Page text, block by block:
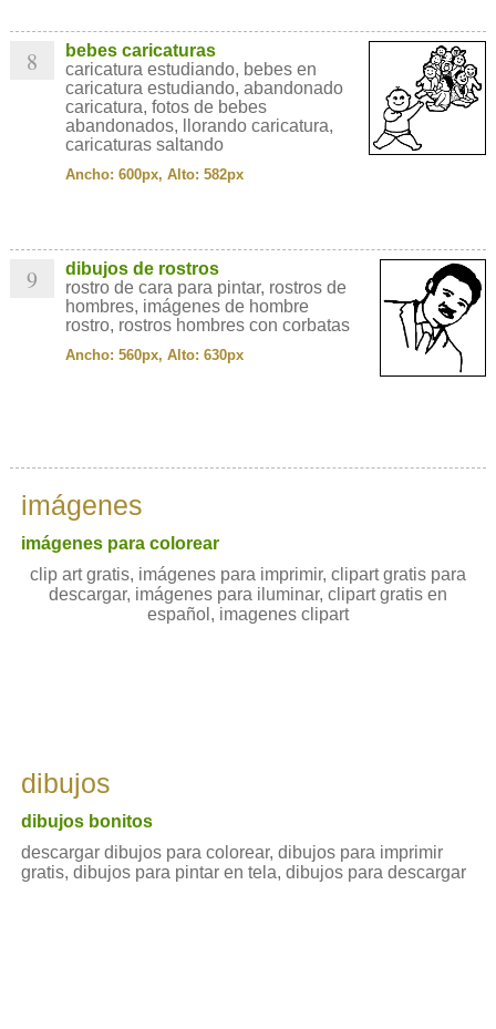
8
bebes caricaturas
caricatura estudiando, bebes en
caricatura estudiando, abandonado
caricatura, fotos de bebes
abandonados, llorando caricatura,
caricaturas saltando
Ancho: 600px, Alto: 582px
9
dibujos de rostros
rostro de cara para pintar, rostros de
hombres, imágenes de hombre
rostro, rostros hombres con corbatas
Ancho: 560px, Alto: 630px
imágenes
imágenes para colorear
clip art gratis, imágenes para imprimir, clipart gratis para
descargar, imágenes para iluminar, clipart gratis en
español, imagenes clipart
dibujos
dibujos bonitos
descargar dibujos para colorear, dibujos para imprimir
gratis, dibujos para pintar en tela, dibujos para descargar